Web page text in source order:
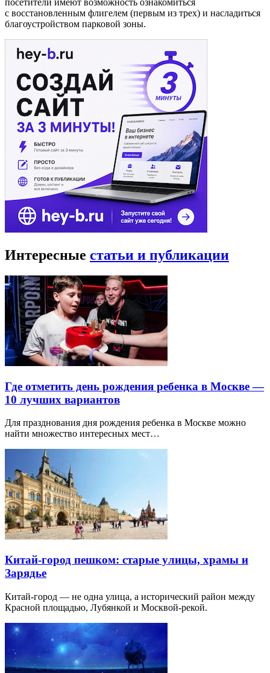
посетители имеют возможность ознакомиться
с восстановленным флигелем (первым из трех) и насладиться
благоустройством парковой зоны.
Интересные статьи и публикации
Где отметить день рождения ребенка в Москве —
10 лучших вариантов
Для празднования дня рождения ребенка в Москве можно
найти множество интересных мест…
Китай-город пешком: старые улицы, храмы и
Зарядье
Китай-город — не одна улица, а исторический район между
Красной площадью, Лубянкой и Москвой-рекой.